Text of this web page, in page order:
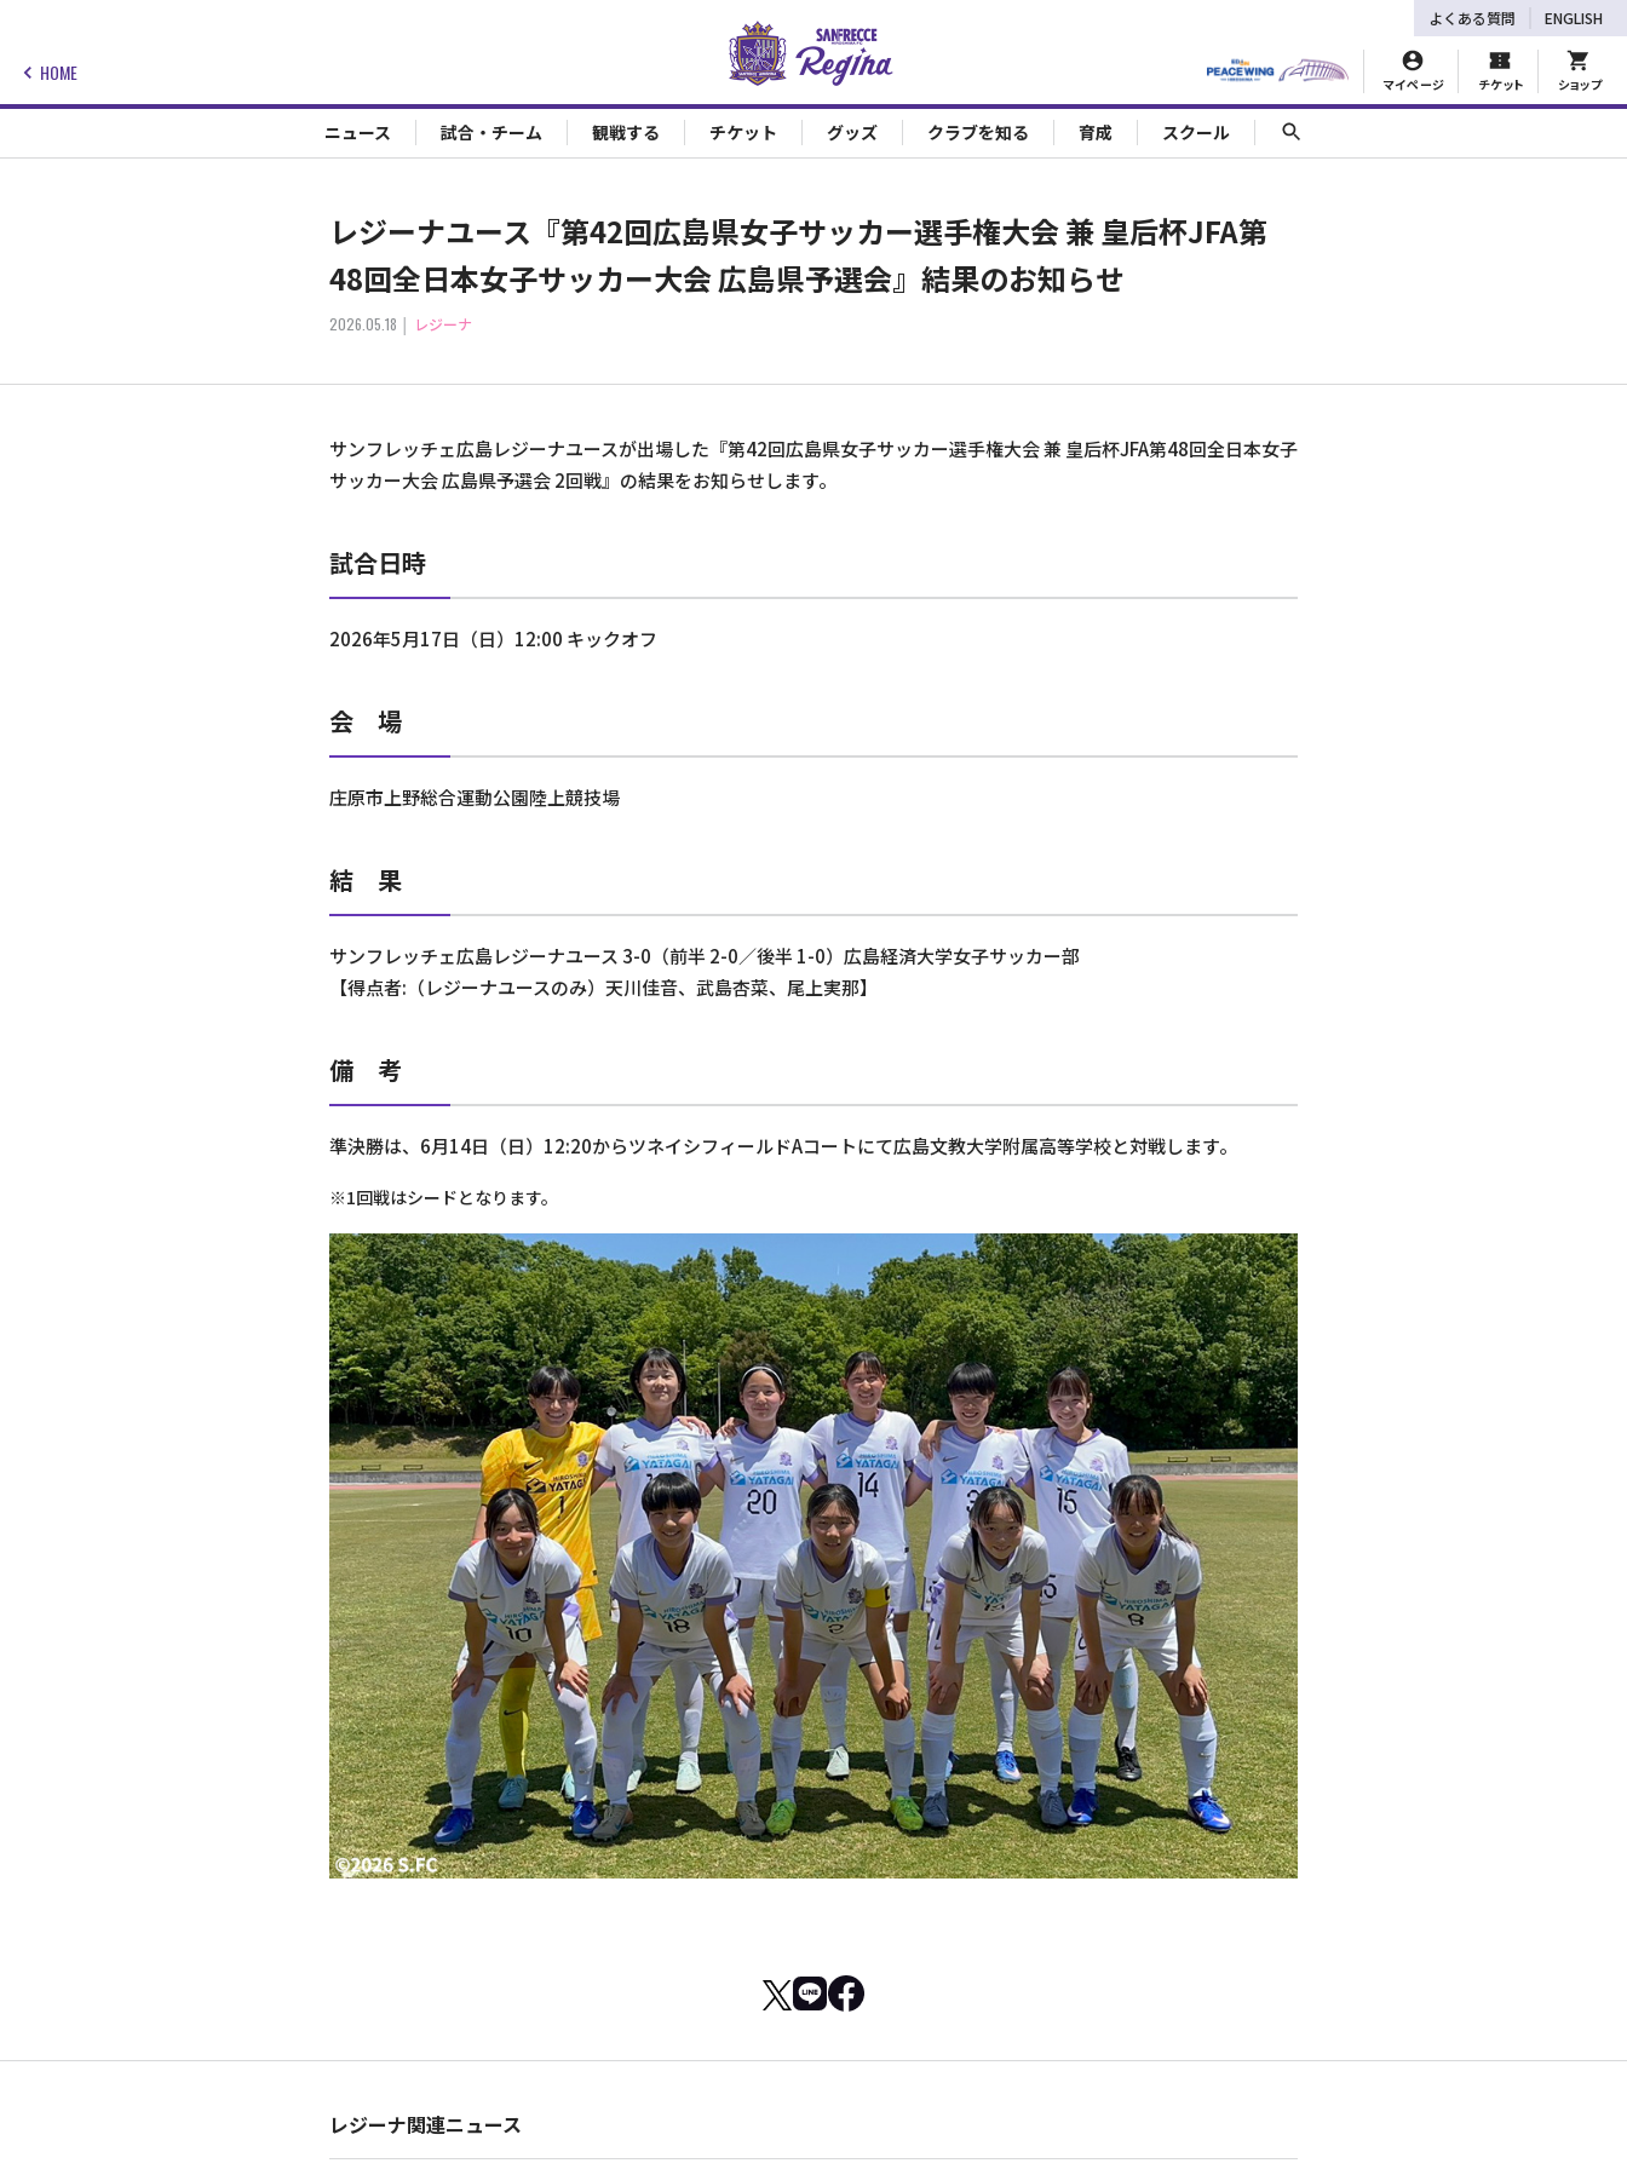
マイページ チケット ショップ
HOME
よくある質問 ENGLISH
ニュース 試合・チーム 観戦する チケット グッズ クラブを知る 育成 スクール
レジーナユース『第42回広島県女子サッカー選手権大会 兼 皇后杯JFA第
48回全日本女子サッカー大会 広島県予選会』結果のお知らせ
2026.05.18 レジーナ
サンフレッチェ広島レジーナユースが出場した『第42回広島県女子サッカー選手権大会 兼 皇后杯JFA第48回全日本女子
サッカー大会 広島県予選会 2回戦』の結果をお知らせします。
試合日時
2026年5月17日（日）12:00 キックオフ
会 場
庄原市上野総合運動公園陸上競技場
結 果
サンフレッチェ広島レジーナユース 3-0（前半 2-0／後半 1-0）広島経済大学女子サッカー部
【得点者:（レジーナユースのみ）天川佳音、武島杏菜、尾上実那】
備 考
準決勝は、6月14日（日）12:20からツネイシフィールドAコートにて広島文教大学附属高等学校と対戦します。
※1回戦はシードとなります。
レジーナ関連ニュース